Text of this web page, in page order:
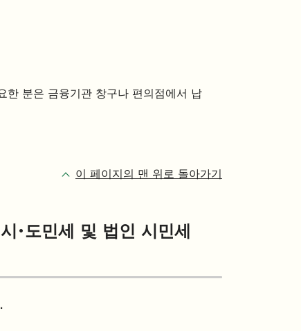
한 분은 금융기관 창구나 편의점에서 납
이 페이지의 맨 위로 돌아가기
도민세 및 법인 시민세